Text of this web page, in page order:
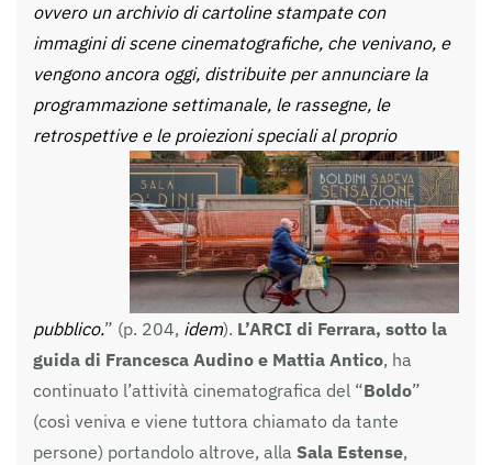
ovvero un archivio di cartoline stampate con
immagini di scene cinematografiche, che venivano, e
vengono ancora oggi, distribuite per annunciare la
programmazione settimanale, le rassegne, le
retrospettive e le proiezionispeciali al proprio
pubblico.” (p. 204, idem). L’ARCI di Ferrara, sotto la
guida di Francesca Audino e Mattia Antico, ha
continuato l’attività cinematografica del “Boldo”
(così veniva e viene tuttora chiamato da tante
persone) portandolo altrove, alla Sala Estense,